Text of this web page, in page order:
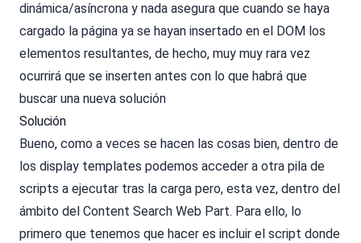
dinámica/asíncrona y nada asegura que cuando se haya
cargado la página ya se hayan insertado en el DOM los
elementos resultantes, de hecho, muy muy rara vez
ocurrirá que se inserten antes con lo que habrá que
buscar una nueva solución
Solución
Bueno, como a veces se hacen las cosas bien, dentro de
los display templates podemos acceder a otra pila de
scripts a ejecutar tras la carga pero, esta vez, dentro del
ámbito del Content Search Web Part. Para ello, lo
primero que tenemos que hacer es incluir el script donde